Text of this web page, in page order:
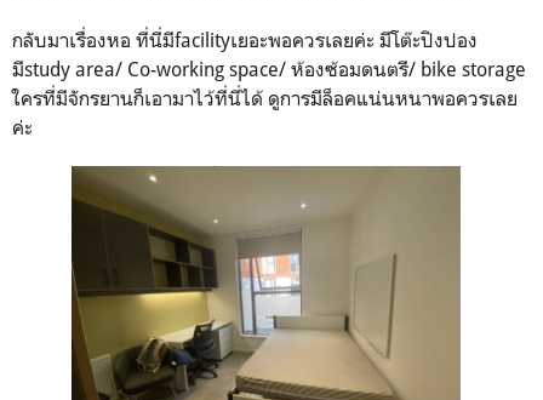
กลับมาเรื่องหอ ที่นี่มีfacilityเยอะพอควรเลยค่ะ มีโต๊ะปิงปอง
มีstudy area/ Co-working space/ ห้องซ้อมดนตรี/ bike storage
ใครที่มีจักรยานก็เอามาไว้ที่นี่ได้ ดูการมีล็อคแน่นหนาพอควรเลย
ค่ะ